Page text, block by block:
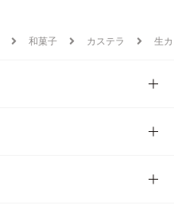
和菓子 カステラ 生